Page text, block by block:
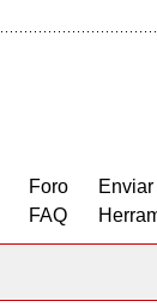
Foro
FAQ